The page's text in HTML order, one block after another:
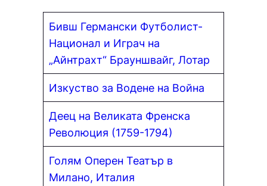
Бивш Германски Футболист-
Национал и Играч на
„Айнтрахт“ Брауншвайг, Лотар
Изкуство за Водене на Война
Деец на Великата Френска
Революция (1759-1794)
Голям Оперен Театър в
Милано, Италия